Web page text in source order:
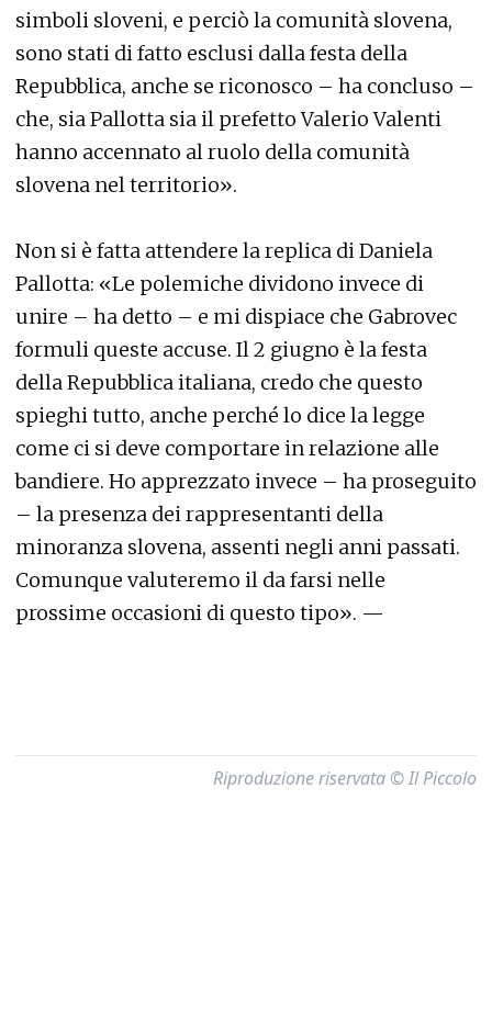
simboli sloveni, e perciò la comunità slovena,
sono stati di fatto esclusi dalla festa della
Repubblica, anche se riconosco – ha concluso –
che, sia Pallotta sia il prefetto Valerio Valenti
hanno accennato al ruolo della comunità
slovena nel territorio».
Non si è fatta attendere la replica di Daniela
Pallotta: «Le polemiche dividono invece di
unire – ha detto – e mi dispiace che Gabrovec
formuli queste accuse. Il 2 giugno è la festa
della Repubblica italiana, credo che questo
spieghi tutto, anche perché lo dice la legge
come ci si deve comportare in relazione alle
bandiere. Ho apprezzato invece – ha proseguito
– la presenza dei rappresentanti della
minoranza slovena, assenti negli anni passati.
Comunque valuteremo il da farsi nelle
prossime occasioni di questo tipo». —
Riproduzione riservata © Il Piccolo